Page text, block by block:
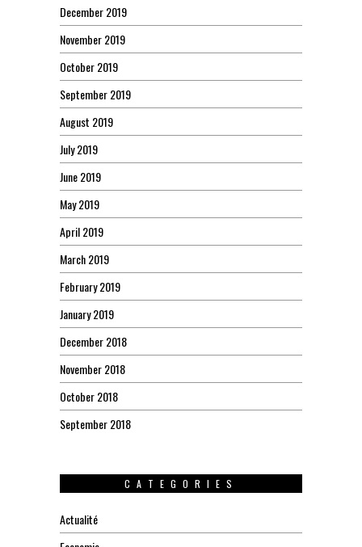
December 2019
November 2019
October 2019
September 2019
August 2019
July 2019
June 2019
May 2019
April 2019
March 2019
February 2019
January 2019
December 2018
November 2018
October 2018
September 2018
CATEGORIES
Actualité